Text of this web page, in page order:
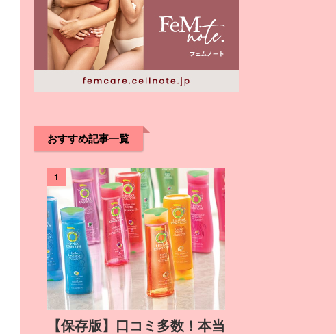
おすすめ記事一覧
1
【保存版】口コミ多数！本当